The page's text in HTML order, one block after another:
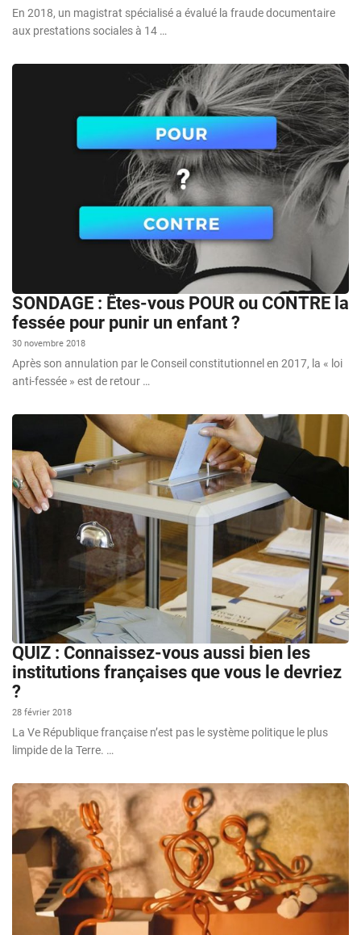
En 2018, un magistrat spécialisé a évalué la fraude documentaire
aux prestations sociales à 14 …
SONDAGE : Êtes-vous POUR ou CONTRE la
fessée pour punir un enfant ?
30 novembre 2018
Après son annulation par le Conseil constitutionnel en 2017, la « loi
anti-fessée » est de retour …
QUIZ : Connaissez-vous aussi bien les
institutions françaises que vous le devriez
?
28 février 2018
La Ve République française n’est pas le système politique le plus
limpide de la Terre. …